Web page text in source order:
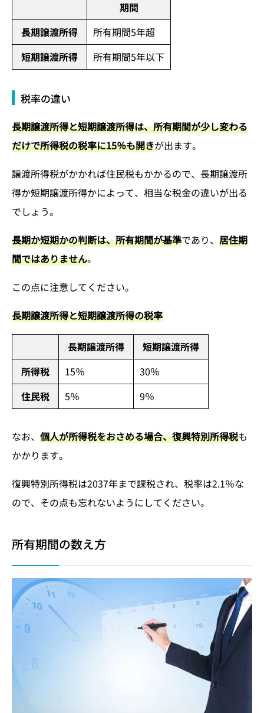
期間
長期譲渡所得
所有期間5年超
短期譲渡所得
所有期間5年以下
税率の違い
長期譲渡所得と短期譲渡所得は、所有期間が少し変わる
だけで所得税の税率に15％も開きが出ます。
譲渡所得税がかかれば住民税もかかるので、長期譲渡所
得か短期譲渡所得かによって、相当な税金の違いが出る
でしょう。
長期か短期かの判断は、所有期間が基準であり、 居住期
間ではありません。
この点に注意してください。
長期譲渡所得と短期譲渡所得の税率
長期譲渡所得
短期譲渡所得
所得税
15％
30％
住民税
5％ 9％
なお、 個人が所得税をおさめる場合、復興特別所得税も
かかります。
復興特別所得税は2037年まで課税され、税率は2.1％な
ので、その点も忘れないようにしてください。
所有期間の数え方